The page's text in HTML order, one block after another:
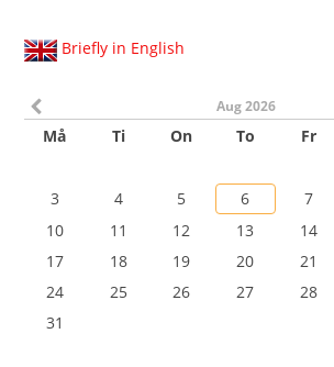
Briefly in English
Aug 2026
Må Ti On To Fr
3
4 5 6 7
10
11 12 13 14
17
18 19 20 21
24
25 26 27 28
31